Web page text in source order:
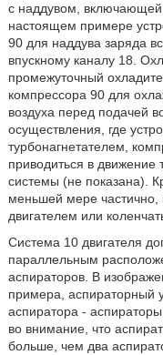
с наддувом, включающей
настоящем примере
90 для наддува заряда
впускному каналу 18.
промежуточный
компрессора 90 для
воздуха перед подачей
осуществления, где
турбонагнетателем,
приводиться в движение
системы (не показана).
меньшей мере частично,
двигателем или
Система 10 двигателя
параллельным
аспираторов. В
примера, аспираторный
аспиратора -
во внимание, что
больше, чем два